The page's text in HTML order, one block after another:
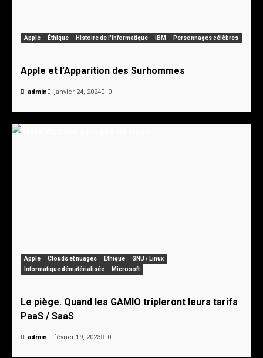
Apple Éthique Histoire de l'informatique IBM Personnages célèbres
Apple et l’Apparition des Surhommes
admin janvier 24, 2024 0
Apple Clouds et nuages Éthique
GNU / Linux
Informatique dématérialisée
Microsoft
Le piège. Quand les GAMIO tripleront leurs tarifs
PaaS / SaaS
admin février 19, 2023 0